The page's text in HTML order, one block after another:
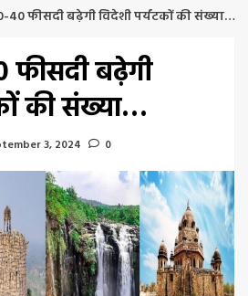
40 फीसदी बढ़ेगी विदेशी पर्यटकों की संख्या…
फीसदी बढ़ेगी
की संख्या…
3, 2024 0